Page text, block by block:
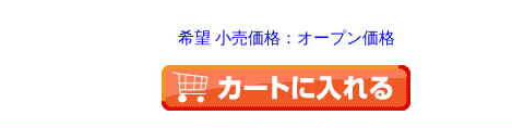
希望 小売価格：オープン価格